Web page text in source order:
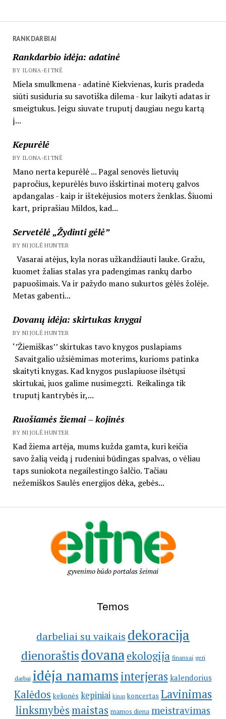
RANKDARBIAI
Rankdarbio idėja: adatinė
BY ILONA-EITNĖ
Miela smulkmena - adatinė Kiekvienas, kuris pradeda
siūti susiduria su savotiška dilema - kur laikyti adatas ir
smeigtukus. Jeigu siuvate truputį daugiau negu kartą
į...
Kepurėlė
BY ILONA-EITNĖ
Mano nerta kepurėlė ... Pagal senovės lietuvių
papročius, kepurėlės buvo išskirtinai moterų galvos
apdangalas - kaip ir ištekėjusios moters ženklas. Šiuomi
kart, priprašiau Mildos, kad...
Servetėlė „Žydinti gėlė”
BY NIJOLĖ HUNTER
Vasarai atėjus, kyla noras užkandžiauti lauke. Gražu,
kuomet žalias stalas yra padengimas rankų darbo
papuošimais. Va ir pažydo mano sukurtos gėlės žolėje.
Metas gabenti...
Dovanų idėja: skirtukas knygai
BY NIJOLĖ HUNTER
‘’Žiemiškas’’ skirtukas tavo knygos puslapiams
Savaitgalio užsiėmimas moterims, kurioms patinka
skaityti knygas. Kad knygos puslapiuose ilsėtųsi
skirtukai, juos galime nusimegzti. Reikalinga tik
truputį kantrybės ir,...
Ruošiamės žiemai – kojinės
BY NIJOLĖ HUNTER
Kad žiema artėja, mums kužda gamta, kuri keičia
savo žalią veidą į rudeniui būdingas spalvas, o vėliau
taps suniokota negailestingo šalčio. Tačiau
nežemiškos Saulės energijos dėka, gebės...
gyvenimo būdo portalas šeimai
Temos
darbeliai su vaikais dekoracija
dienoraštisdovana ekologija finansai geri
darbai idėja namams interjeras kalendorius
Kalėdos kelionės kepiniai kinas koncertas Lavinimas
linksmybėsmaistas mamos diena meistravimas